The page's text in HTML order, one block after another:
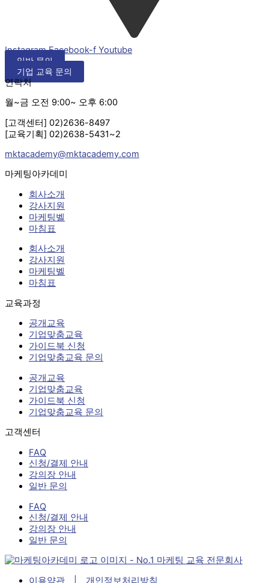
Instagram Facebook-f Youtube
일반 문의
기업 교육 문의
연락처
월~금 오전 9:00~ 오후 6:00
[고객센터] 02)2636-8497
[교육기획] 02)2638-5431~2
mktacademy@mktacademy.com
마케팅아카데미
회사소개
강사지원
마케팅벨
마침표
회사소개
강사지원
마케팅벨
마침표
교육과정
공개교육
기업맞춤교육
가이드북 신청
기업맞춤교육 문의
공개교육
기업맞춤교육
가이드북 신청
기업맞춤교육 문의
고객센터
FAQ
신청/결제 안내
강의장 안내
일반 문의
FAQ
신청/결제 안내
강의장 안내
일반 문의
이용약관 | 개인정보처리방침